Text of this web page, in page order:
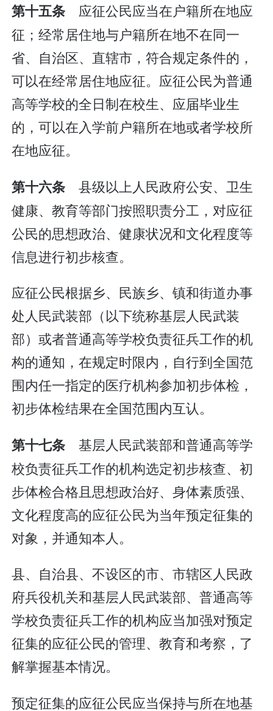
第十五条 应征公民应当在户籍所在地应
征；经常居住地与户籍所在地不在同一
省、自治区、直辖市，符合规定条件的，
可以在经常居住地应征。应征公民为普通
高等学校的全日制在校生、应届毕业生
的，可以在入学前户籍所在地或者学校所
在地应征。
第十六条 县级以上人民政府公安、卫生
健康、教育等部门按照职责分工，对应征
公民的思想政治、健康状况和文化程度等
信息进行初步核查。
应征公民根据乡、民族乡、镇和街道办事
处人民武装部（以下统称基层人民武装
部）或者普通高等学校负责征兵工作的机
构的通知，在规定时限内，自行到全国范
围内任一指定的医疗机构参加初步体检，
初步体检结果在全国范围内互认。
第十七条 基层人民武装部和普通高等学
校负责征兵工作的机构选定初步核查、初
步体检合格且思想政治好、身体素质强、
文化程度高的应征公民为当年预定征集的
对象，并通知本人。
县、自治县、不设区的市、市辖区人民政
府兵役机关和基层人民武装部、普通高等
学校负责征兵工作的机构应当加强对预定
征集的应征公民的管理、教育和考察，了
解掌握基本情况。
预定征集的应征公民应当保持与所在地基